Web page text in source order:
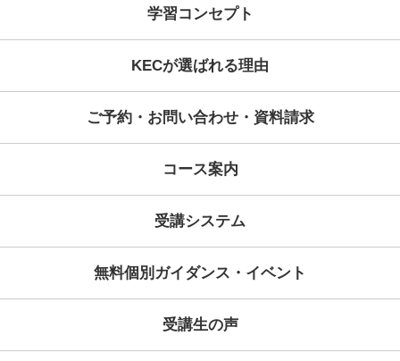
2024年06月20日 新着情報
2024年03月30日 コース情報
GW英会話集中特訓開講のお知らせ
2024年01月10日 スクール情報